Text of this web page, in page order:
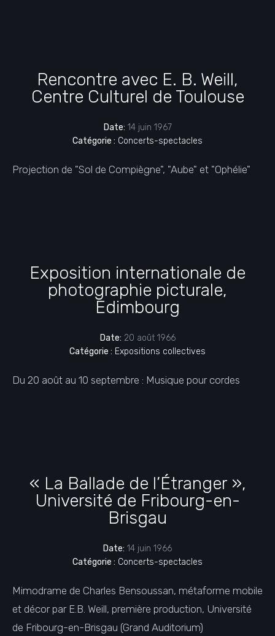
Rencontre avec E. B. Weill,
Centre Culturel de Toulouse
Date: 14 juin 1967
Catégorie : Concerts-spectacles
Projection de "Sol de Compiègne", "Aube" et "Ophélie"
Exposition internationale de
photographie picturale,
Edimbourg
Date: 20 août 1966
Catégorie : Expositions collectives
Du 20 août au 10 septembre : Musique pour cordes
« La Ballade de l’Étranger »,
Université de Fribourg-en-
Brisgau
Date: 14 juin 1966
Catégorie : Concerts-spectacles
Mimodrame de Charles Bensoussan, métaforme mobile
et décor par E.B. Weill, première production, Université
de Fribourg-en-Brisgau (Grand Auditorium)